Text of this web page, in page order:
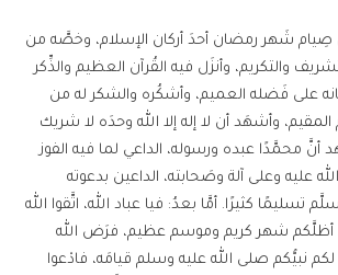
صِيام شَهر رمضان أحدَ أركان الإسلام، وخصَّه من
والتكريم، وأنزَل فيه القُرآن العظيم والذِّكر
على فَضله العميم، وأشكُره والشكر له من
وأشهَد أن لا إله إلا الله وحدَه لا شريك
أنَّ محمَّدًا عبده ورسوله، الداعي لما فيه الفوز
عليه وعلى آلة وصَحابته، الداعين بدعوته
تسليمًا كثيرًا. أمَّا بعدُ: فيا عباد الله، اتَّقوا الله
أظلَّكم شهر كريم وموسم عظيم، فرَض الله
نبيُّكم صلى الله عليه وسلم قيامَه، فادْعوا